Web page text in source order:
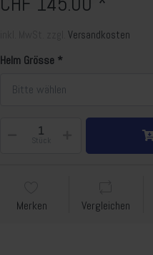
inkl. MwSt. zzgl.Versandkosten
Helm Grösse
Bitte wählen
Stück
Merken Vergleichen